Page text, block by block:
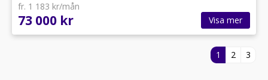
fr. 1 183 kr/mån
73 000 kr Visa mer
1 2 3